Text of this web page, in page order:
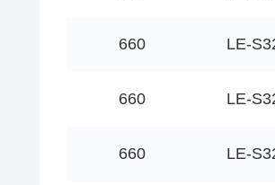
660 LE-
660 LE-
660 LE-